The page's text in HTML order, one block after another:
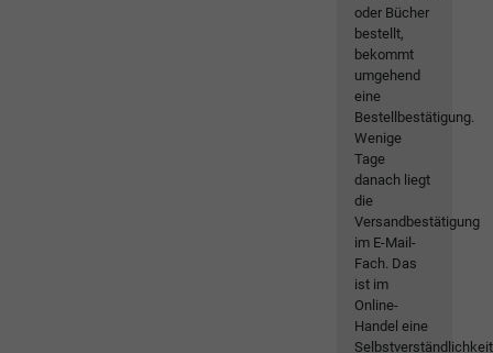
oder Bücher
bestellt,
bekommt
umgehend
eine
Bestellbestätigung.
Wenige
Tage
danach liegt
die
Versandbestätigung
im E-Mail-
Fach. Das
ist im
Online-
Handel eine